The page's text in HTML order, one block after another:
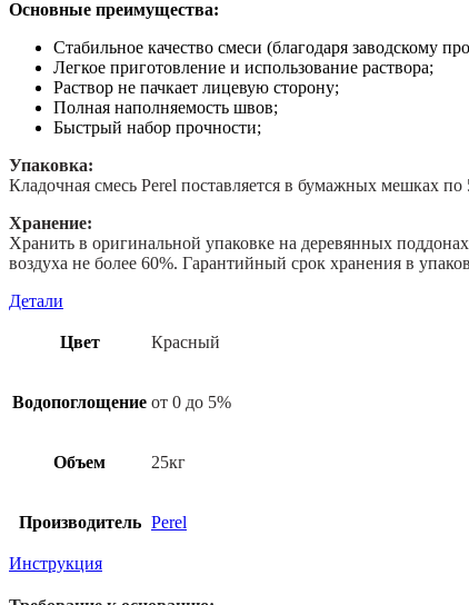
Основные преимущества:
Стабильное качество смеси (благодаря заводскому
Легкое приготовление и использование раствора;
Раствор не пачкает лицевую сторону;
Полная наполняемость швов;
Быстрый набор прочности;
Упаковка:
Кладочная cмесь Perel поставляется в бумажных мешках
Хранение:
Хранить в оригинальной упаковке на деревянных
воздуха не более 60%. Гарантийный срок хранения в
Детали
Цвет Красный
Водопоглощение от 0 до 5%
Объем 25кг
Производитель Perel
Инструкция